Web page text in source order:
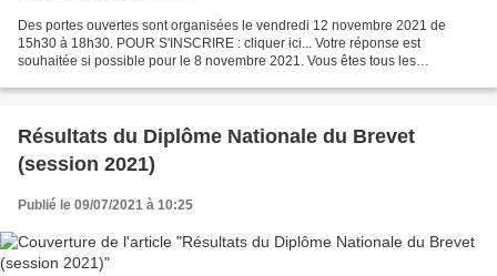
Des portes ouvertes sont organisées le vendredi 12 novembre 2021 de
15h30 à 18h30. POUR S'INSCRIRE : cliquer ici... Votre réponse est
souhaitée si possible pour le 8 novembre 2021. Vous êtes tous les
Résultats du Diplôme Nationale du Brevet
(session 2021)
Publié le 09/07/2021 à 10:25